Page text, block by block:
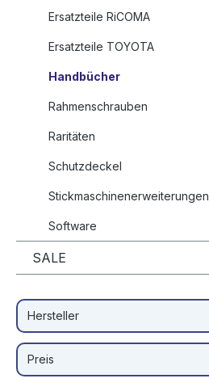
Ersatzteile RiCOMA
Ersatzteile TOYOTA
Handbücher
Rahmenschrauben
Raritäten
Schutzdeckel
Stickmaschinenerweiterungen
Software
SALE
Hersteller
Preis